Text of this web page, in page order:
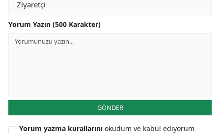
Yorum Yazın (500 Karakter)
GÖNDER
Yorum yazma kurallarını okudum ve kabul ediyorum